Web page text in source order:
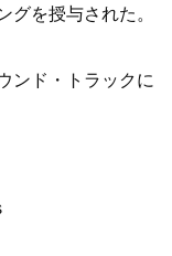
を授与された。
ンド・トラックに